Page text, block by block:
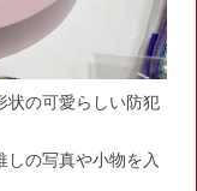
状の可愛らしい防犯
しの写真や小物を入